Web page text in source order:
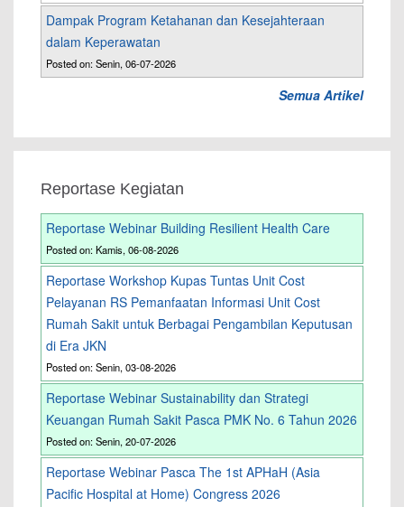
Dampak Program Ketahanan dan Kesejahteraan
dalam Keperawatan
Posted on: Senin, 06-07-2026
Semua Artikel
Reportase Kegiatan
Reportase Webinar Building Resilient Health Care
Posted on: Kamis, 06-08-2026
Reportase Workshop Kupas Tuntas Unit Cost
Pelayanan RS Pemanfaatan Informasi Unit Cost
Rumah Sakit untuk Berbagai Pengambilan Keputusan
di Era JKN
Posted on: Senin, 03-08-2026
Reportase Webinar Sustainability dan Strategi
Keuangan Rumah Sakit Pasca PMK No. 6 Tahun 2026
Posted on: Senin, 20-07-2026
Reportase Webinar Pasca The 1st APHaH (Asia
Pacific Hospital at Home) Congress 2026